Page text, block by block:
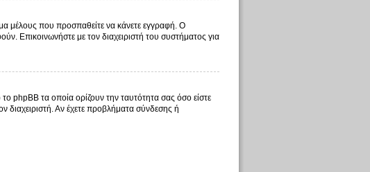
μέλους που προσπαθείτε να κάνετε εγγραφή. Ο
Επικοινωνήστε με τον διαχειριστή του συστήματος για
phpBB τα οποία ορίζουν την ταυτότητα σας όσο είστε
διαχειριστή. Αν έχετε προβλήματα σύνδεσης ή